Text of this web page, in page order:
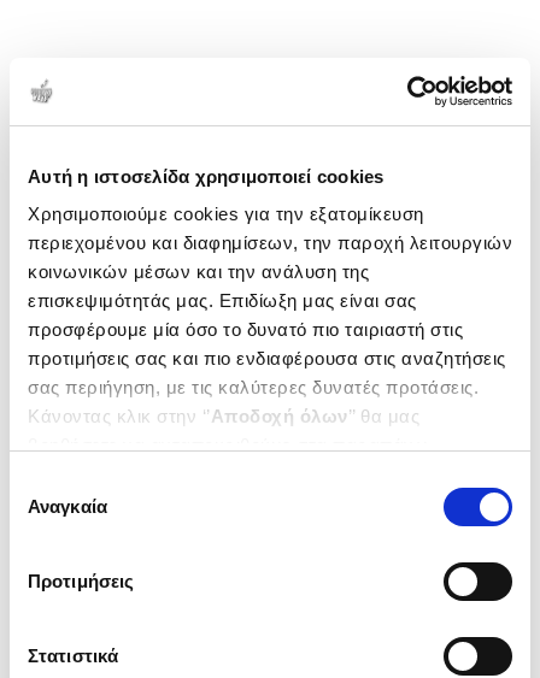
Αυτή η ιστοσελίδα χρησιμοποιεί cookies
Χρησιμοποιούμε cookies για την εξατομίκευση
περιεχομένου και διαφημίσεων, την παροχή λειτουργιών
κοινωνικών μέσων και την ανάλυση της
επισκεψιμότητάς μας. Επιδίωξη μας είναι σας
προσφέρουμε μία όσο το δυνατό πιο ταιριαστή στις
προτιμήσεις σας και πιο ενδιαφέρουσα στις αναζητήσεις
σας περιήγηση, με τις καλύτερες δυνατές προτάσεις.
Κάνοντας κλικ στην ‘’Αποδοχή όλων’’ θα μας
ενδιαφέρουν και να επιλέξετε από τα παρακάτω με την
΄΄και να ενημερωθείτε σχετικά με
συγκατάθεσης
Αναγκαία
Προτιμήσεις
Στατιστικά